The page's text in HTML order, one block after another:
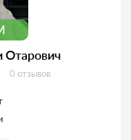
Отарович
Отзывов:
0 отзывов